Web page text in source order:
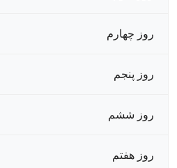
روز چهارم
روز پنجم
روز ششم
روز هفتم